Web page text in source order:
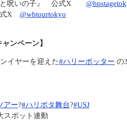
と呪いの子』 公式X
式X @wbtourtokyo
ンペーン】
イヤーを迎えた#ハリーポッター の
アー?#ハリポタ舞台?#USJ
スポット連動